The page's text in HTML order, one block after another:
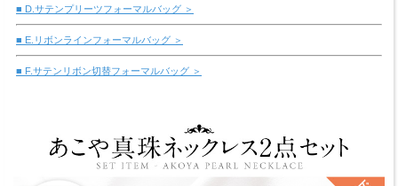
■ D.サテンプリーツフォーマルバッグ ＞
■ E.リボンラインフォーマルバッグ ＞
■ F.サテンリボン切替フォーマルバッグ ＞